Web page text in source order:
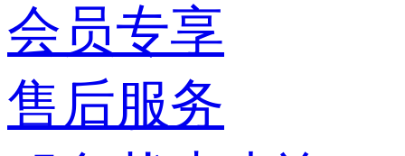
会员专享
售后服务